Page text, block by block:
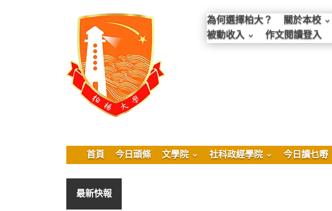
為何選擇柏大？ 關於本校
被動收入
作文閱讀登入
首頁 今日頭條 文學院 社科政經學院 今日讀乜嘢
最新快報